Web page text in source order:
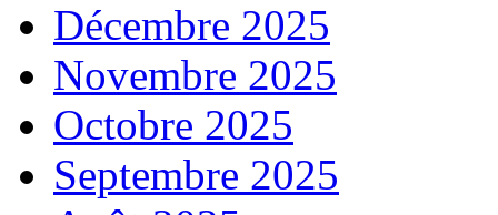
Décembre 2025
Novembre 2025
Octobre 2025
Septembre 2025